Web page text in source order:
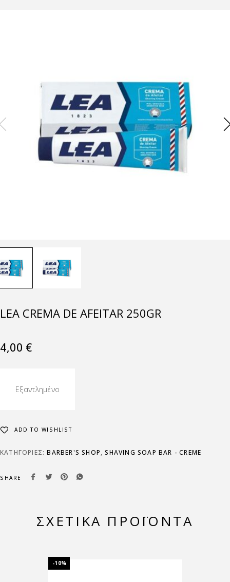
LEA CREMA DE AFEITAR 250GR
4,00 €
Εξαντλημένο
ADD TO WISHLIST
ΚΑΤΗΓΟΡΊΕΣ:BARBER'S SHOP,SHAVING SOAP BAR - CREME
SHARE
ΣΧΕΤΙΚΆ ΠΡΟΪΌΝΤΑ
-10%